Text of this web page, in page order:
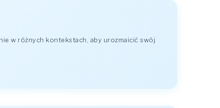
w różnych kontekstach, aby urozmaicić swój